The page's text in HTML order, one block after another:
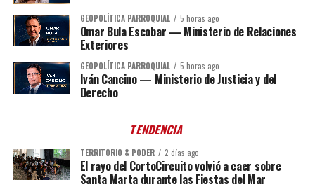
GEOPOLÍTICA PARROQUIAL 5 horas ago
Omar Bula Escobar — Ministerio de Relaciones
Exteriores
GEOPOLÍTICA PARROQUIAL 5 horas ago
Iván Cancino — Ministerio de Justicia y del
Derecho
TENDENCIA
TERRITORIO & PODER 2 días ago
El rayo del CortoCircuito volvió a caer sobre
Santa Marta durante las Fiestas del Mar